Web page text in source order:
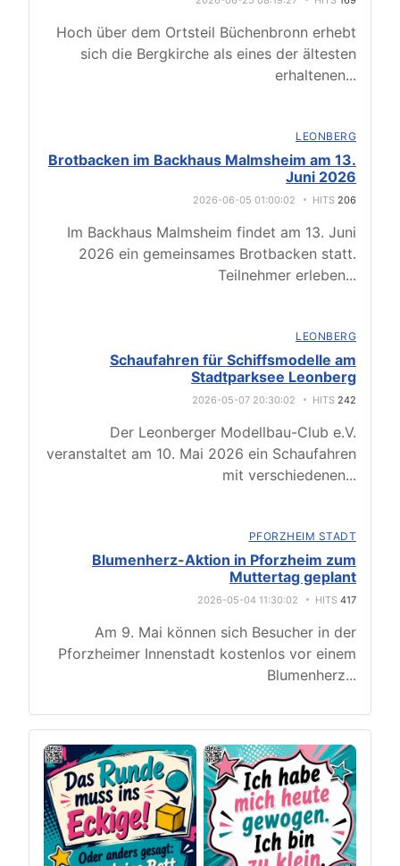
Hoch über dem Ortsteil Büchenbronn erhebt
sich die Bergkirche als eines der ältesten
erhaltenen...
LEONBERG
Brotbacken im Backhaus Malmsheim am 13.
Juni 2026
2026-06-05 01:00:02 HITS 206
Im Backhaus Malmsheim findet am 13. Juni
2026 ein gemeinsames Brotbacken statt.
Teilnehmer erleben...
LEONBERG
Schaufahren für Schiffsmodelle am
Stadtparksee Leonberg
2026-05-07 20:30:02 HITS 242
Der Leonberger Modellbau-Club e.V.
veranstaltet am 10. Mai 2026 ein Schaufahren
mit verschiedenen...
PFORZHEIM STADT
Blumenherz-Aktion in Pforzheim zum
Muttertag geplant
2026-05-04 11:30:02 HITS 417
Am 9. Mai können sich Besucher in der
Pforzheimer Innenstadt kostenlos vor einem
Blumenherz...